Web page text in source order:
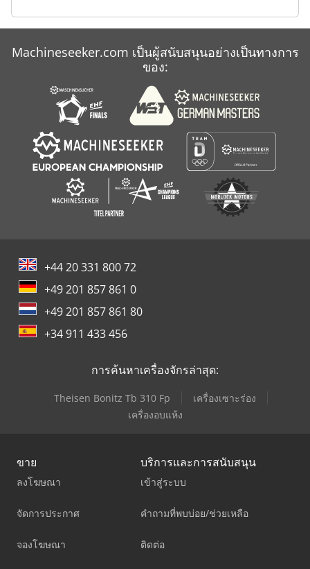
Machineseeker.com เป็นผู้สนับสนุนอย่างเป็นทางการ
ของ:
+44 20 331 800 72
+49 201 857 861 0
+49 201 857 861 80
+34 911 433 456
การค้นหาเครื่องจักรล่าสุด:
Theisen Bonitz Tb 310 Fp
เครื่องเซาะร่อง
เครื่องอบแห้ง
ขาย
ลงโฆษณา
จัดการประกาศ
จองโฆษณา
บริการและการสนับสนุน
เข้าสู่ระบบ
คำถามที่พบบ่อย/ช่วยเหลือ
ติดต่อ